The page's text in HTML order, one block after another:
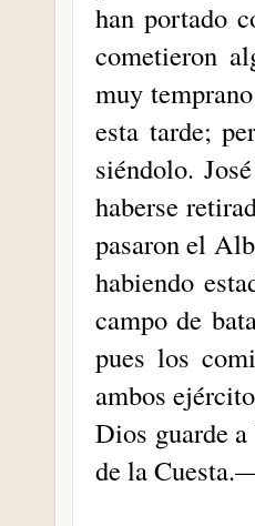
han portado
cometieron
muy
esta tarde;
siéndolo.
haberse
pasaron el
habiendo
campo de
pues los
ambos
Dios guarde
de la